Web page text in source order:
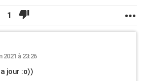
1
2021 à 23:26
jour :o))